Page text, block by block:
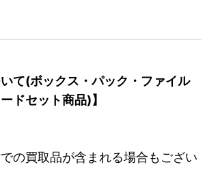
いて(ボックス・パック・ファイル
ドセット商品)】
の買取品が含まれる場合もござい